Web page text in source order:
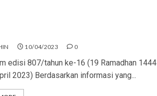
10/04/2023 0
edisi 807/tahun ke-16 (19 Ramadhan 1444
2023) Berdasarkan informasi yang...